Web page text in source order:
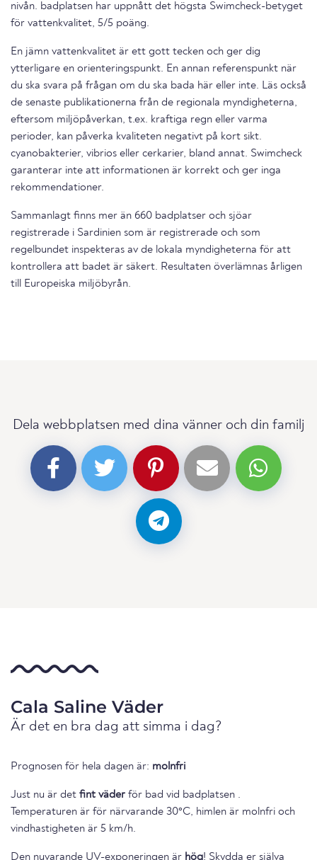
nivån. badplatsen har uppnått det högsta Swimcheck-betyget
för vattenkvalitet, 5/5 poäng.
En jämn vattenkvalitet är ett gott tecken och ger dig
ytterligare en orienteringspunkt. En annan referenspunkt när
du ska svara på frågan om du ska bada här eller inte. Läs också
de senaste publikationerna från de regionala myndigheterna,
eftersom miljöpåverkan, t.ex. kraftiga regn eller varma
perioder, kan påverka kvaliteten negativt på kort sikt.
cyanobakterier, vibrios eller cerkarier, bland annat. Swimcheck
garanterar inte att informationen är korrekt och ger inga
rekommendationer.
Sammanlagt finns mer än 660 badplatser och sjöar
registrerade i Sardinien som är registrerade och som
regelbundet inspekteras av de lokala myndigheterna för att
kontrollera att badet är säkert. Resultaten överlämnas årligen
till Europeiska miljöbyrån.
Dela webbplatsen med dina vänner och din familj
Cala Saline Väder
Är det en bra dag att simma i dag?
Prognosen för hela dagen är: molnfri
Just nu är det fint väder för bad vid badplatsen .
Temperaturen är för närvarande 30°C, himlen är molnfri och
vindhastigheten är 5 km/h.
Den nuvarande UV-exponeringen är hög! Skydda er själva